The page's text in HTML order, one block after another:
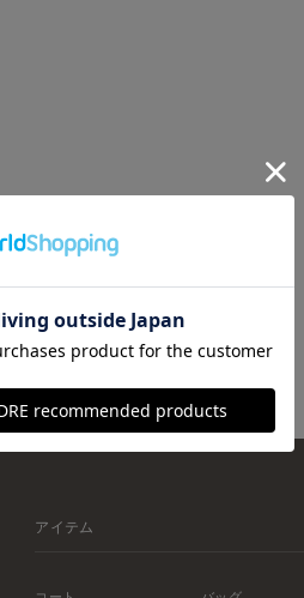
アイテム